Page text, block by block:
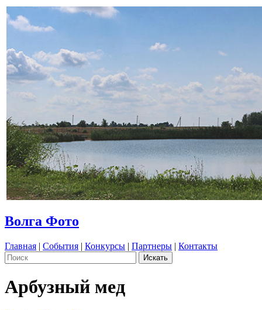
Волга Фото
Главная | События | Конкурсы | Партнеры | Контакты
Арбузный мед